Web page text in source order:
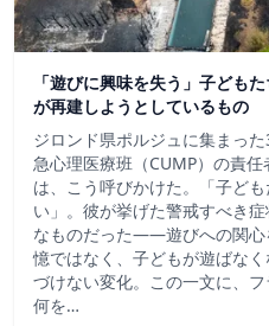
「遊びに興味を失う」子ど
が再建しようとしているもの
ジロンド県ポルジュに集まっ
急心理医療班（CUMP）の責
は、こう呼びかけた。「子ど
い」。彼が挙げた警戒すべき
なものだった――遊びへの関心
憶ではなく、子どもが遊ばな
づけない変化。この一文に、
何を…